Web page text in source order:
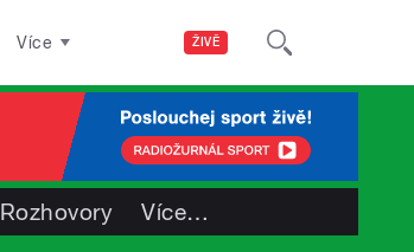
ŽIVĚ
Více
Rozhovory Více…